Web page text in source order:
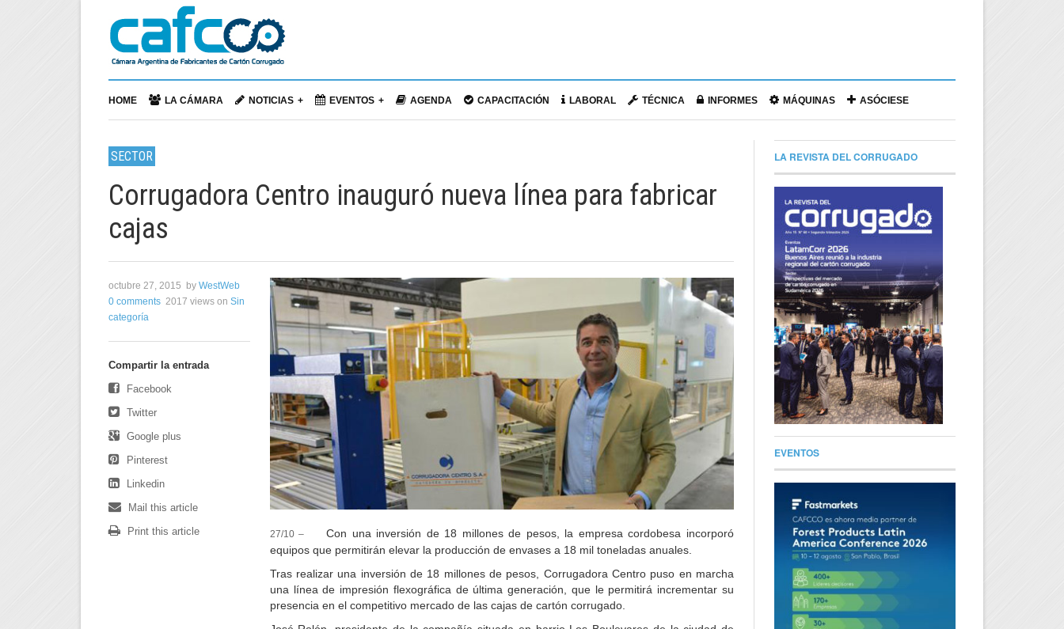
HOME LA CÁMARA NOTICIAS EVENTOS AGENDA CAPACITACIÓN LABORAL TÉCNICA INFORMES MÁQUINAS ASÓCIESE
SECTOR
Corrugadora Centro inauguró nueva línea para fabricar
cajas
27/10 –Con una inversión de 18 millones de pesos, la empresa cordobesa incorporó
equipos que permitirán elevar la producción de envases a 18 mil toneladas anuales.
Tras realizar una inversión de 18 millones de pesos, Corrugadora Centro puso en marcha
una línea de impresión flexográfica de última generación, que le permitirá incrementar su
presencia en el competitivo mercado de las cajas de cartón corrugado.
octubre 27, 2015 by WestWeb
0 comments 2017 views on Sin
categoría
Compartir la entrada
Facebook
Twitter
Google plus
Pinterest
Linkedin
Mail this article
Print this article
LA REVISTA DEL CORRUGADO
EVENTOS